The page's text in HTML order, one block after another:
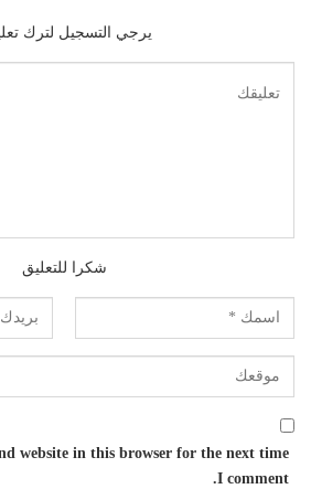
يرجي التسجيل لترك
شكرا للتعليق
website in this browser for the next time
I comment.